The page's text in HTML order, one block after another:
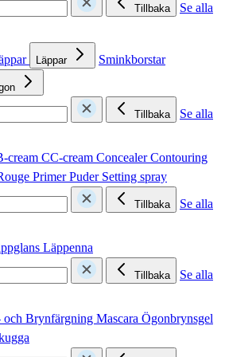
Tillbaka
Se alla
Läppar
Sminkborstar
Tillbaka
Se alla
cream CC-cream ConcealerContouring
PrimerPuder Setting spray
Tillbaka
Se alla
Läppenna
Tillbaka
Se alla
och Brynfärgning Mascara Ögonbrynsgel